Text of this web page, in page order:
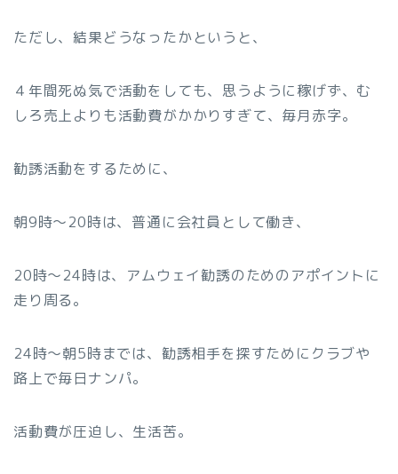
ただし、結果どうなったかというと、
４年間死ぬ気で活動をしても、思うように稼げず、む
しろ売上よりも活動費がかかりすぎて、毎月赤字。
勧誘活動をするために、
朝9時〜20時は、普通に会社員として働き、
20時〜24時は、アムウェイ勧誘のためのアポイントに
走り周る。
24時〜朝5時までは、勧誘相手を探すためにクラブや
路上で毎日ナンパ。
活動費が圧迫し、生活苦。